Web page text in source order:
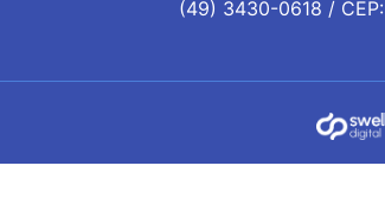
(49) 3430-0618 /